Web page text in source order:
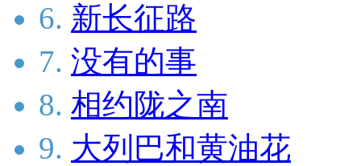
6. 新长征路
7. 没有的事
8. 相约陇之南
9. 大列巴和黄油花